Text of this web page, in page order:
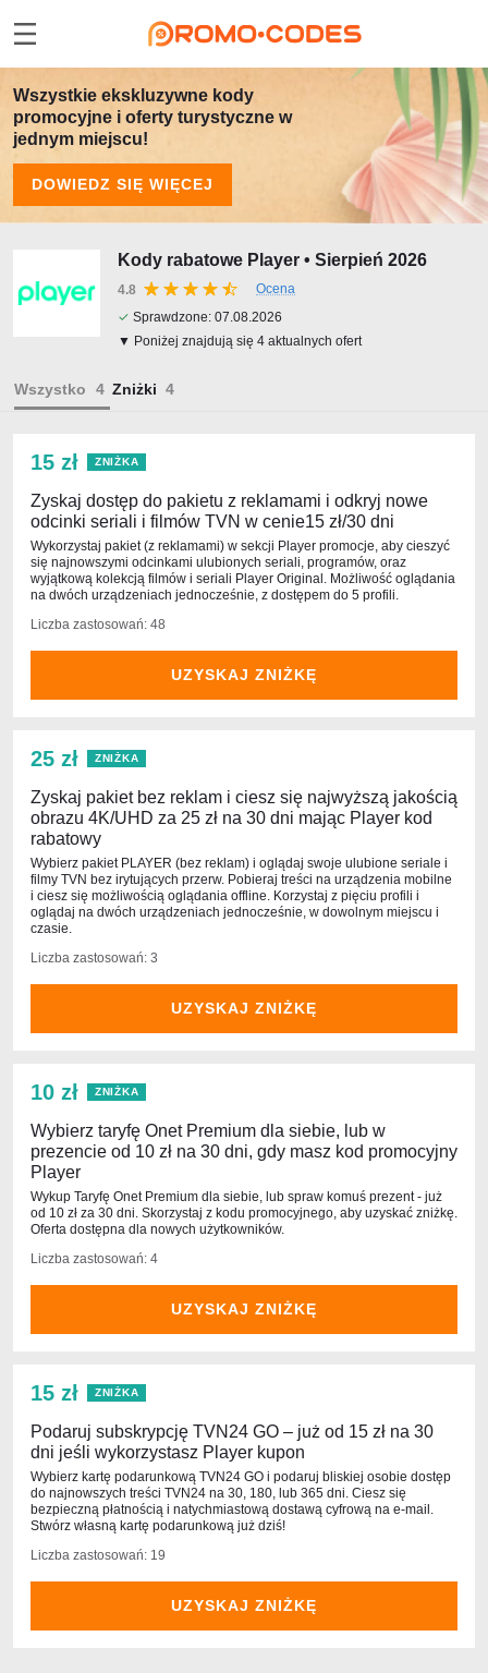
Wszystkie ekskluzywne kody
promocyjne i oferty turystyczne w
jednym miejscu!
DOWIEDZ SIĘ WIĘCEJ
Kody rabatowe Player • Sierpień 2026
4.8
Ocena
✓ Sprawdzone: 07.08.2026
▼ Poniżej znajdują się 4 aktualnych ofert
Wszystko Zniżki
15 zł ZNIŻKA
Zyskaj dostęp do pakietu z reklamami i odkryj nowe
odcinki seriali i filmów TVN w cenie15 zł/30 dni
Wykorzystaj pakiet (z reklamami) w sekcji Player promocje, aby cieszyć
się najnowszymi odcinkami ulubionych seriali, programów, oraz
wyjątkową kolekcją filmów i seriali Player Original. Możliwość oglądania
na dwóch urządzeniach jednocześnie, z dostępem do 5 profili.
Liczba zastosowań: 48
UZYSKAJ ZNIŻKĘ
25 zł ZNIŻKA
Zyskaj pakiet bez reklam i ciesz się najwyższą jakością
obrazu 4K/UHD za 25 zł na 30 dni mając Player kod
rabatowy
Wybierz pakiet PLAYER (bez reklam) i oglądaj swoje ulubione seriale i
filmy TVN bez irytujących przerw. Pobieraj treści na urządzenia mobilne
i ciesz się możliwością oglądania offline. Korzystaj z pięciu profili i
oglądaj na dwóch urządzeniach jednocześnie, w dowolnym miejscu i
czasie.
Liczba zastosowań: 3
UZYSKAJ ZNIŻKĘ
10 zł ZNIŻKA
Wybierz taryfę Onet Premium dla siebie, lub w
prezencie od 10 zł na 30 dni, gdy masz kod promocyjny
Player
Wykup Taryfę Onet Premium dla siebie, lub spraw komuś prezent - już
od 10 zł za 30 dni. Skorzystaj z kodu promocyjnego, aby uzyskać zniżkę.
Oferta dostępna dla nowych użytkowników.
Liczba zastosowań: 4
UZYSKAJ ZNIŻKĘ
15 zł ZNIŻKA
Podaruj subskrypcję TVN24 GO – już od 15 zł na 30
dni jeśli wykorzystasz Player kupon
Wybierz kartę podarunkową TVN24 GO i podaruj bliskiej osobie dostęp
do najnowszych treści TVN24 na 30, 180, lub 365 dni. Ciesz się
bezpieczną płatnością i natychmiastową dostawą cyfrową na e-mail.
Stwórz własną kartę podarunkową już dziś!
Liczba zastosowań: 19
UZYSKAJ ZNIŻKĘ